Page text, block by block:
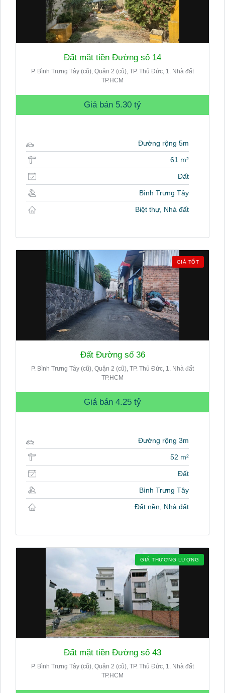
Đất mặt tiền Đường số 14
P. Bình Trưng Tây (cũ), Quận 2 (cũ), TP. Thủ Đức, 1. Nhà đất
TP.HCM
Giá bán 5.30 tỷ
Đường rộng 5m
61 m²
Đất
Bình Trưng Tây
Biệt thự, Nhà đất
GIÁ TỐT
Đất Đường số 36
P. Bình Trưng Tây (cũ), Quận 2 (cũ), TP. Thủ Đức, 1. Nhà đất
TP.HCM
Giá bán 4.25 tỷ
Đường rộng 3m
52 m²
Đất
Bình Trưng Tây
Đất nền, Nhà đất
GIÁ THƯƠNG LƯỢNG
Đất mặt tiền Đường số 43
P. Bình Trưng Tây (cũ), Quận 2 (cũ), TP. Thủ Đức, 1. Nhà đất
TP.HCM